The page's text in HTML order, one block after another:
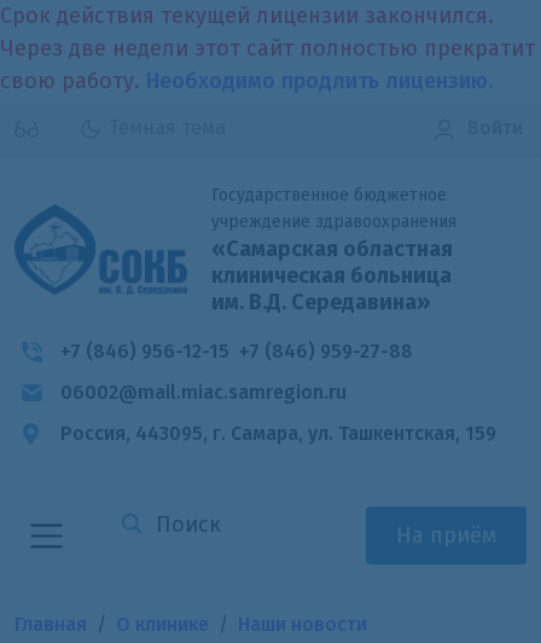
Срок действия текущей лицензии закончился.
Через две недели этот сайт полностью прекратит
свою работу.
Государственное бюджетное
учреждение здравоохранения
«Самарская областная
клиническая больница
им. В.Д. Середавина»
+7 (846) 956-12-15 +7 (846) 959-27-88
06002@mail.miac.samregion.ru
Россия, 443095, г. Самара, ул. Ташкентская, 159
На приём